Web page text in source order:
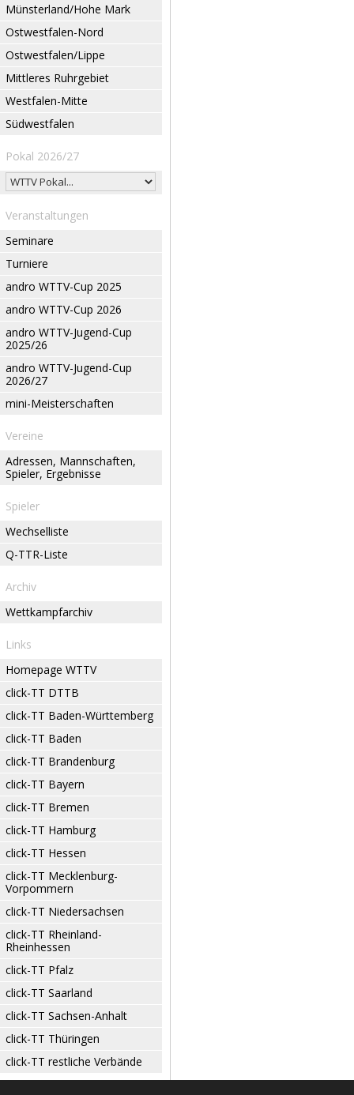
Münsterland/Hohe Mark
Ostwestfalen-Nord
Ostwestfalen/Lippe
Mittleres Ruhrgebiet
Westfalen-Mitte
Südwestfalen
Pokal 2026/27
Veranstaltungen
Seminare
Turniere
andro WTTV-Cup 2025
andro WTTV-Cup 2026
andro WTTV-Jugend-Cup
2025/26
andro WTTV-Jugend-Cup
2026/27
mini-Meisterschaften
Vereine
Adressen, Mannschaften,
Spieler, Ergebnisse
Spieler
Wechselliste
Q-TTR-Liste
Archiv
Wettkampfarchiv
Links
Homepage WTTV
click-TT DTTB
click-TT Baden-Württemberg
click-TT Baden
click-TT Brandenburg
click-TT Bayern
click-TT Bremen
click-TT Hamburg
click-TT Hessen
click-TT Mecklenburg-
Vorpommern
click-TT Niedersachsen
click-TT Rheinland-
Rheinhessen
click-TT Pfalz
click-TT Saarland
click-TT Sachsen-Anhalt
click-TT Thüringen
click-TT restliche Verbände